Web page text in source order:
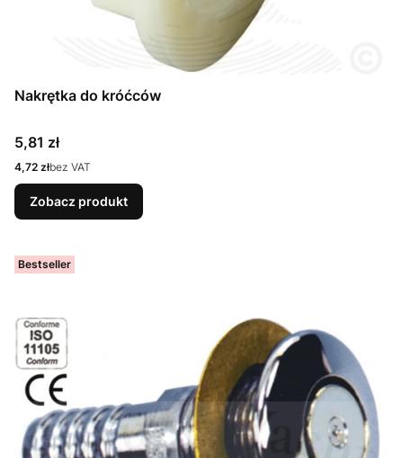
Nakrętka do króćców
Cena
5,81 zł
Cena
4,72 złbez VAT
Zobacz produkt
Bestseller